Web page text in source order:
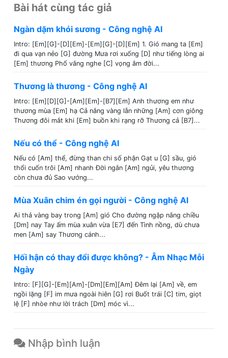
Bài hát cùng tác giả
Ngàn dặm khói sương - Công nghệ AI
Intro: [Em][G]-[D][Em]-[Em][G]-[D][Em] 1. Gió mang ta [Em]
đi qua vạn nẻo [G] đường Mưa rơi xuống [D] như tiếng lòng ai
[Em] thương Phố vắng nghe [C] vọng âm đời...
Thương là thương - Công nghệ AI
Intro: [Em][D][G]-[Am][Em]-[B7][Em] Anh thương em như
thương mùa [Em] hạ Cả nắng vàng lẫn những [Am] cơn giông
Thương đôi mắt khi [Em] buồn khi rạng rỡ Thương cả [B7]...
Nếu có thể - Công nghệ AI
Nếu có [Am] thể, đừng than chi số phận Gạt u [G] sầu, gió
thổi cuốn trôi [Am] nhanh Đời ngắn [Am] ngủi, yêu thương
còn chưa đủ Sao vướng...
Mùa Xuân chim én gọi người - Công nghệ AI
Ai thả vàng bay trong [Am] gió Cho đường ngập nắng chiều
[Dm] nay Tay ấm mùa xuân vừa [E7] đến Tình nồng, dù chưa
men [Am] say Thương cánh...
Hối hận có thay đổi được không? - Âm Nhạc Mỗi
Ngày
Intro: [F][G]-[Em][Am]-[Dm][Em][Am] Đêm lại [Am] về, em
ngồi lặng [F] im mưa ngoài hiên [G] rơi Buốt trái [C] tim, giọt
lệ [F] nhòe như lời trách [Dm] móc vì...
Nhập bình luận